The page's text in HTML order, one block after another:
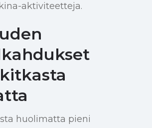
aktiviteetteja.
huolimatta pieni